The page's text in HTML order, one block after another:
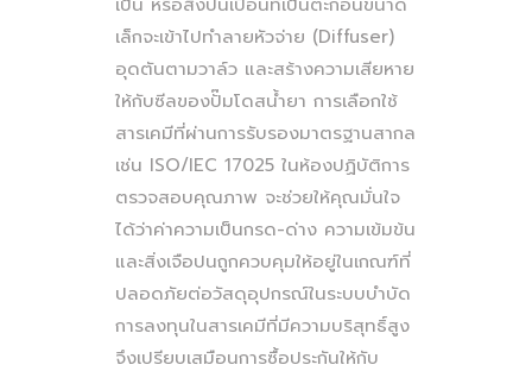
เป็น หรือสิ่งปนเปื้อนที่เป็นตะกอนขนาด
เล็กจะเข้าไปทำลายหัวจ่าย (Diffuser)
อุดตันตามวาล์ว และสร้างความเสียหาย
ให้กับซีลของปั๊มโดสน้ำยา การเลือกใช้
สารเคมีที่ผ่านการรับรองมาตรฐานสากล
เช่น ISO/IEC 17025 ในห้องปฏิบัติการ
ตรวจสอบคุณภาพ จะช่วยให้คุณมั่นใจ
ได้ว่าค่าความเป็นกรด-ด่าง ความเข้มข้น
และสิ่งเจือปนถูกควบคุมให้อยู่ในเกณฑ์ที่
ปลอดภัยต่อวัสดุอุปกรณ์ในระบบบำบัด
การลงทุนในสารเคมีที่มีความบริสุทธิ์สูง
จึงเปรียบเสมือนการซื้อประกันให้กับ